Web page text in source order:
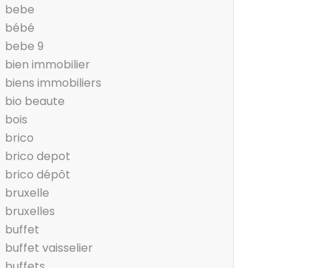
bebe
bébé
bebe 9
bien immobilier
biens immobiliers
bio beaute
bois
brico
brico depot
brico dépôt
bruxelle
bruxelles
buffet
buffet vaisselier